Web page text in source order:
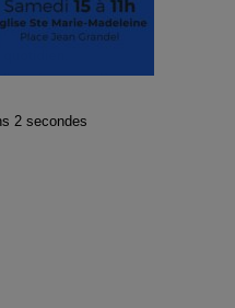
et la
relève
1secondes